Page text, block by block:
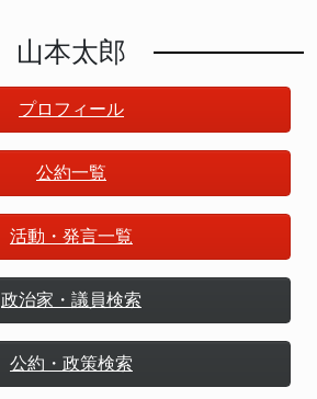
山本太郎
プロフィール
公約一覧
活動・発言一覧
政治家・議員検索
公約・政策検索